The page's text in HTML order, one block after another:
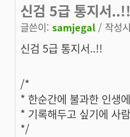
신검 5급 통지서
글쓴이: samjegal / 작성
신검 5급 통지서..!!
/*
* 한순간에 불과한 인생
* 기록해두고 싶기에 사
*/